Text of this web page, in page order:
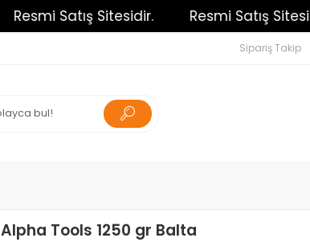
Resmi Satış Sitesidir. Resmi Satış Sitesidir.
Sipariş Takip
Alpha Tools 1250 gr Balta